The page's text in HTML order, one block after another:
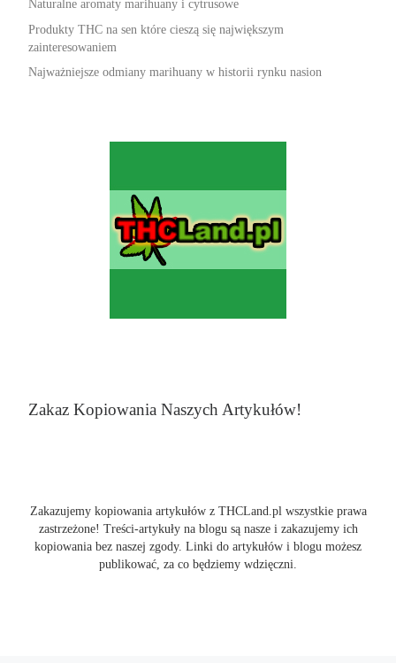
Naturalne aromaty marihuany i cytrusowe
Produkty THC na sen które cieszą się największym
zainteresowaniem
Najważniejsze odmiany marihuany w historii rynku nasion
Zakaz Kopiowania Naszych Artykułów!
Zakazujemy kopiowania artykułów z THCLand.pl wszystkie prawa
zastrzeżone! Treści-artykuły na blogu są nasze i zakazujemy ich
kopiowania bez naszej zgody. Linki do artykułów i blogu możesz
publikować, za co będziemy wdzięczni.